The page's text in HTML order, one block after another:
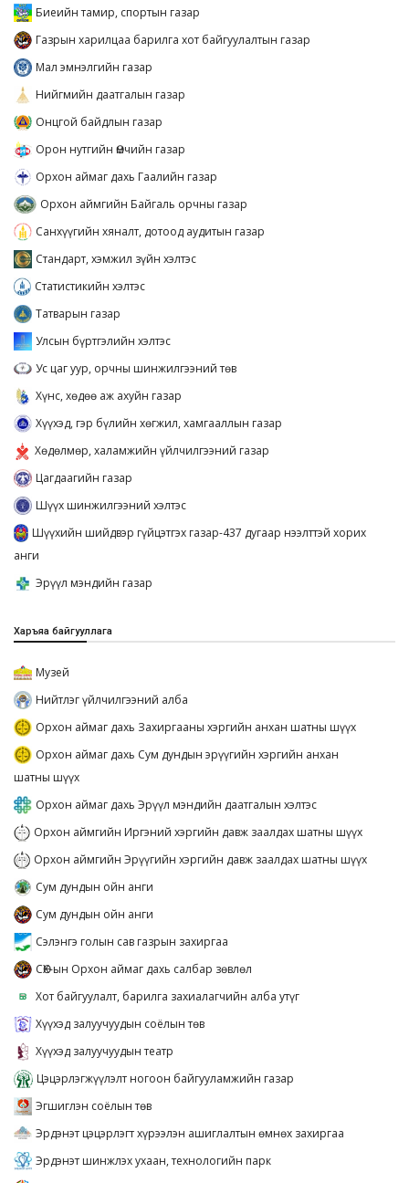
Биеийн тамир, спортын газар
Газрын харилцаа барилга хот байгуулалтын газар
Мал эмнэлгийн газар
Нийгмийн даатгалын газар
Онцгой байдлын газар
Орон нутгийн Өмчийн газар
Орхон аймаг дахь Гаалийн газар
Орхон аймгийн Байгаль орчны газар
Санхүүгийн хяналт, дотоод аудитын газар
Стандарт, хэмжил зүйн хэлтэс
Статистикийн хэлтэс
Татварын газар
Улсын бүртгэлийн хэлтэс
Ус цаг уур, орчны шинжилгээний төв
Хүнс, хөдөө аж ахуйн газар
Хүүхэд, гэр бүлийн хөгжил, хамгааллын газар
Хөдөлмөр, халамжийн үйлчилгээний газар
Цагдаагийн газар
Шүүх шинжилгээний хэлтэс
Шүүхийн шийдвэр гүйцэтгэх газар-437 дугаар нээлттэй хорих
анги
Эрүүл мэндийн газар
Харъяа байгууллага
Музей
Нийтлэг үйлчилгээний алба
Орхон аймаг дахь Захиргааны хэргийн анхан шатны шүүх
Орхон аймаг дахь Сум дундын эрүүгийн хэргийн анхан
шатны шүүх
Орхон аймаг дахь Эрүүл мэндийн даатгалын хэлтэс
Орхон аймгийн Иргэний хэргийн давж заалдах шатны шүүх
Орхон аймгийн Эрүүгийн хэргийн давж заалдах шатны шүүх
Сум дундын ойн анги
Сум дундын ойн анги
Сэлэнгэ голын сав газрын захиргаа
СӨХ-ын Орхон аймаг дахь салбар зөвлөл
Хот байгуулалт, барилга захиалагчийн алба утүг
Хүүхэд залуучуудын соёлын төв
Хүүхэд залуучуудын театр
Цэцэрлэгжүүлэлт ногоон байгууламжийн газар
Эгшиглэн соёлын төв
Эрдэнэт цэцэрлэгт хүрээлэн ашиглалтын өмнөх захиргаа
Эрдэнэт шинжлэх ухаан, технологийн парк